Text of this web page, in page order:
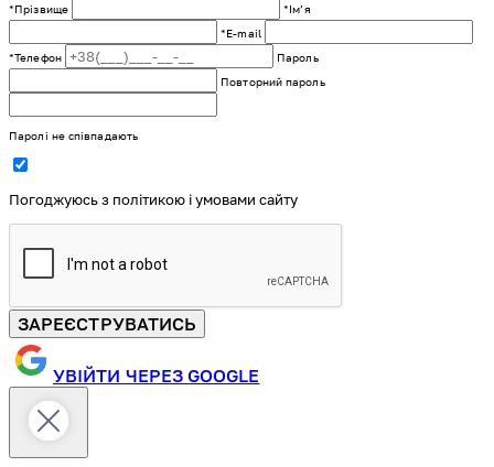
*Прізвище
*Імʼя
*E-mail
*Телефон
Пароль
Повторний пароль
Паролі не співпадають
Погоджуюсь з політикою і умовами сайту
ЗАРЕЄСТРУВАТИСЬ
УВІЙТИ ЧЕРЕЗ GOOGLE